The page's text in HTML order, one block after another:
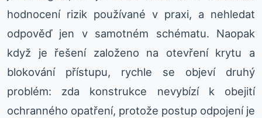
hodnocení rizik používané v praxi, a nehledat
odpověď jen v samotném schématu. Naopak
když je řešení založeno na otevření krytu a
blokování přístupu, rychle se objeví druhý
problém: zda konstrukce nevybízí k obejití
ochranného opatření, protože postup odpojení je